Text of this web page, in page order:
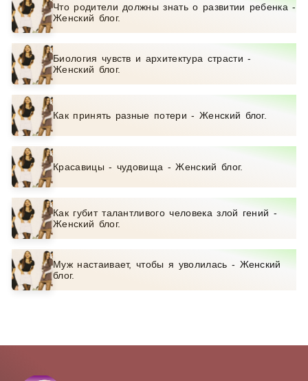
Что родители должны знать о развитии ребенка -
Женский блог.
Биология чувств и архитектура страсти -
Женский блог.
Как принять разные потери - Женский блог.
Красавицы - чудовища - Женский блог.
Как губит талантливого человека злой гений -
Женский блог.
Муж настаивает, чтобы я уволилась - Женский
блог.